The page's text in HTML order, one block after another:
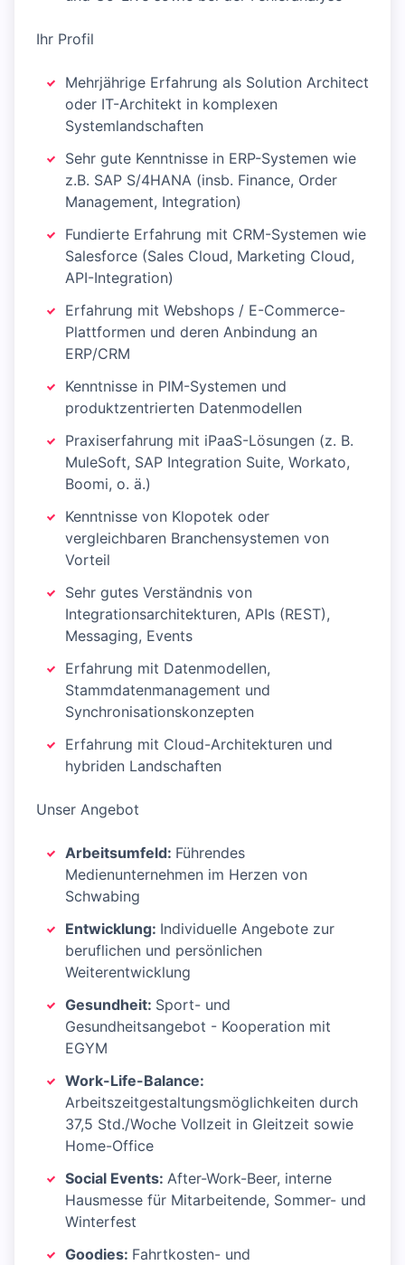
Ihr Profil
Mehrjährige Erfahrung als Solution Architect
oder IT-Architekt in komplexen
Systemlandschaften
Sehr gute Kenntnisse in ERP-Systemen wie
z.B. SAP S/4HANA (insb. Finance, Order
Management, Integration)
Fundierte Erfahrung mit CRM-Systemen wie
Salesforce (Sales Cloud, Marketing Cloud,
API-Integration)
Erfahrung mit Webshops / E-Commerce-
Plattformen und deren Anbindung an
ERP/CRM
Kenntnisse in PIM-Systemen und
produktzentrierten Datenmodellen
Praxiserfahrung mit iPaaS-Lösungen (z. B.
MuleSoft, SAP Integration Suite, Workato,
Boomi, o. ä.)
Kenntnisse von Klopotek oder
vergleichbaren Branchensystemen von
Vorteil
Sehr gutes Verständnis von
Integrationsarchitekturen, APIs (REST),
Messaging, Events
Erfahrung mit Datenmodellen,
Stammdatenmanagement und
Synchronisationskonzepten
Erfahrung mit Cloud-Architekturen und
hybriden Landschaften
Unser Angebot
Arbeitsumfeld: Führendes
Medienunternehmen im Herzen von
Schwabing
Entwicklung: Individuelle Angebote zur
beruflichen und persönlichen
Weiterentwicklung
Gesundheit: Sport- und
Gesundheitsangebot - Kooperation mit
EGYM
Work-Life-Balance:
Arbeitszeitgestaltungsmöglichkeiten durch
37,5 Std./Woche Vollzeit in Gleitzeit sowie
Home-Office
Social Events: After-Work-Beer, interne
Hausmesse für Mitarbeitende, Sommer- und
Winterfest
Goodies: Fahrtkosten- und